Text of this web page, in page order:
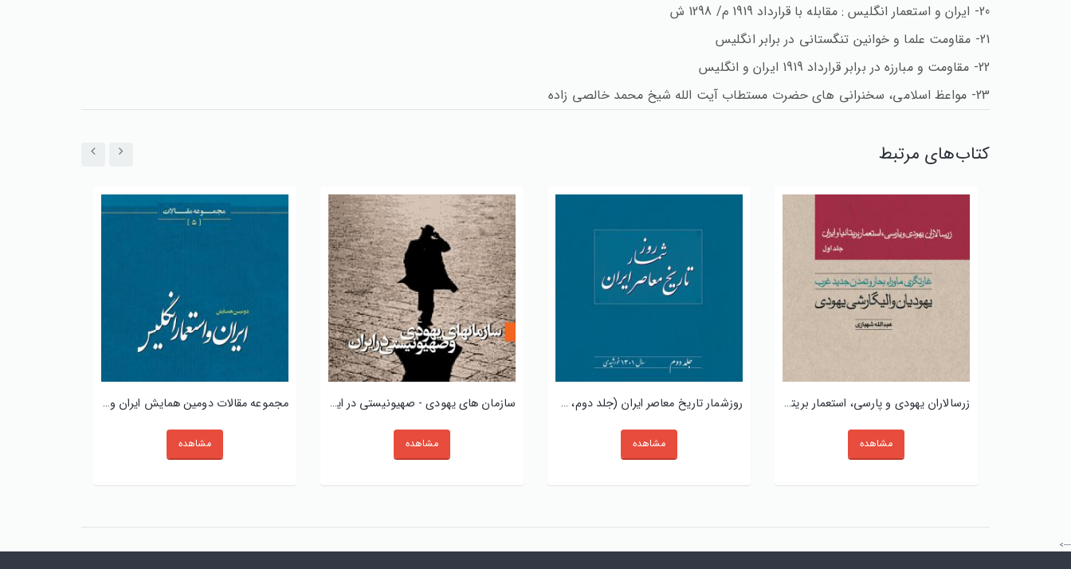
20- ایران و استعمار انگلیس : مقابله با قرارداد 1919 م/ 1298 ش
21- مقاومت علما و خوانین تنگستانی در برابر انگلیس
22- مقاومت و مبارزه در برابر قرارداد 1919 ایران و انگلیس
23- مواعظ اسلامی، سخنرانی های حضرت مستطاب آیت الله شیخ محمد خالصی زاده
کتاب‌های مرتبط
مجموعه مقالات دومین همایش ایران و استعمار انگلیس
مشاهده
سازمان های یهودی - صهیونیستی در ایران
مشاهده
روزشمار تاریخ معاصر ایران (جلد دوم، سال 1301)
مشاهده
زرسالاران یهودی و پارسی، استعمار بریتانیا و ایران (جلد اول)
مشاهده
--->